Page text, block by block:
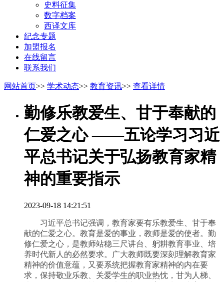
史料征集
数字档案
西译文库
纪念专题
加盟报名
在线留言
联系我们
网站首页>> 学术动态>> 教育资讯>> 查看详情
勤修乐教爱生、甘于奉献的
仁爱之心 ——五论学习习近
平总书记关于弘扬教育家精
神的重要指示
2023-09-18 14:21:51
习近平总书记强调，教育家要有乐教爱生、甘于奉
献的仁爱之心。教育是爱的事业，教师是爱的使者。勤
修仁爱之心，是教师站稳三尺讲台、躬耕教育事业、培
养时代新人的必然要求。广大教师既要深刻理解教育家
精神的价值意蕴，又要系统把握教育家精神的内在要
求，保持敬业乐教、关爱学生的职业热忱，甘为人梯、